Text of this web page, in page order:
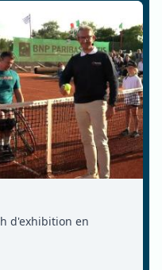
d'exhibition en